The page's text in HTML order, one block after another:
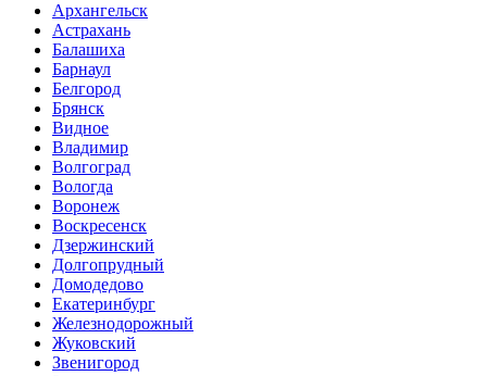
Архангельск
Астрахань
Балашиха
Барнаул
Белгород
Брянск
Видное
Владимир
Волгоград
Вологда
Воронеж
Воскресенск
Дзержинский
Долгопрудный
Домодедово
Екатеринбург
Железнодорожный
Жуковский
Звенигород